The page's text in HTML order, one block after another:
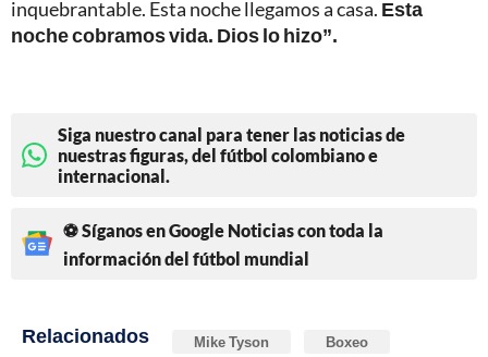
inquebrantable. Esta noche llegamos a casa. Esta
noche cobramos vida. Dios lo hizo”.
Siga nuestro canal para tener las noticias de
nuestras figuras, del fútbol colombiano e
internacional.
⚽ Síganos en Google Noticias con toda la
información del fútbol mundial
Relacionados Mike Tyson Boxeo